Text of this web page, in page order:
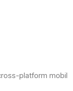
platform mobil